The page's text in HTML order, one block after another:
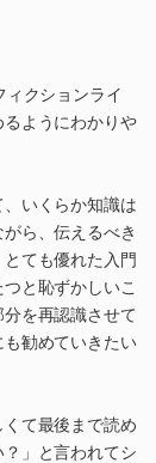
クションライ
ようにわかりや
いくらか知識は
ら、伝えるべき
ても優れた入門
と恥ずかしいこ
を再認識させて
勧めていきたい
て最後まで読め
」と言われてシ